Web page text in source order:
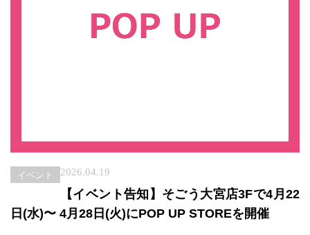
イベント 2026.04.19
【イベント告知】そごう大宮店3Fで4月22
日(水)〜 4月28日(火)にPOP UP STOREを開催